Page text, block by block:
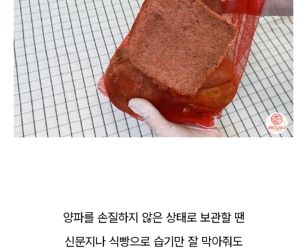
양파를 손질하지 않은 상태로 보관할 땐
신문지나 식빵으로 습기만 잘 막아줘도